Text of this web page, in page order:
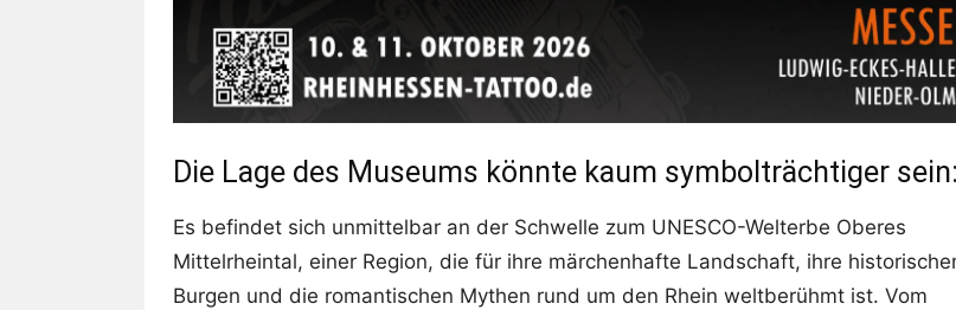
Die Lage des Museums könnte kaum symbolträchtiger sein:
Es befindet sich unmittelbar an der Schwelle zum UNESCO-Welterbe Oberes
Mittelrheintal, einer Region, die für ihre märchenhafte Landschaft, ihre
Burgen und die romantischen Mythen rund um den Rhein weltberühmt ist. Vom